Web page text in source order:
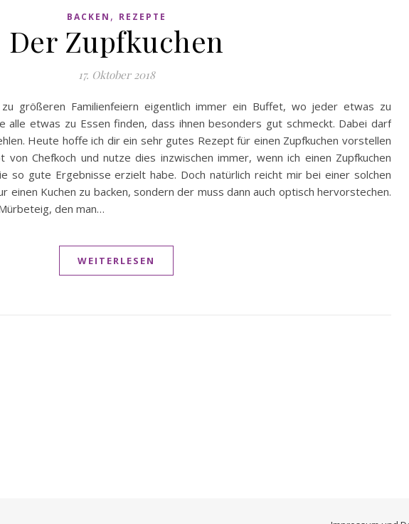
BACKEN , REZEPTE
Der Zupfkuchen
17. Oktober 2018
zu größeren Familienfeiern eigentlich immer ein Buffet, wo jeder etwas zu
alle etwas zu Essen finden, dass ihnen besonders gut schmeckt. Dabei darf
Heute hoffe ich dir ein sehr gutes Rezept für einen Zupfkuchen vorstellen
von Chefkoch und nutze dies inzwischen immer, wenn ich einen Zupfkuchen
so gute Ergebnisse erzielt habe. Doch natürlich reicht mir bei einer solchen
einen Kuchen zu backen, sondern der muss dann auch optisch hervorstechen.
den man…
WEITERLESEN